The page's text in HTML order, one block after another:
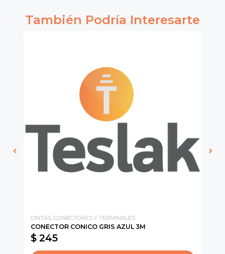
También Podría Interesarte
CINTAS, CONECTORES Y TERMINALES
CONECTOR CONICO GRIS AZUL 3M
$ 245